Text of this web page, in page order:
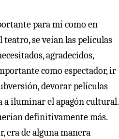
para mí como en
teatro, se veían las películas
agradecidos,
como espectador, ir
devorar películas
a iluminar el apagón cultural.
definitivamente más.
era de alguna manera